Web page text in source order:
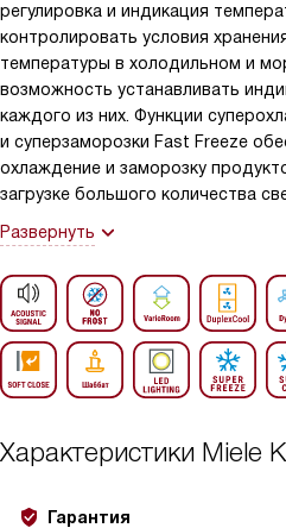
регулировка и индикация
контролировать условия
температуры в холодильном и
возможность устанавливать
каждого из них. Функции
и суперзаморозки Fast Freeze
охлаждение и заморозку
загрузке большого количества
Развернуть
Характеристики Miele
Гарантия